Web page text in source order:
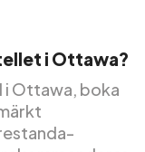
i Ottawa?
Ottawa, boka